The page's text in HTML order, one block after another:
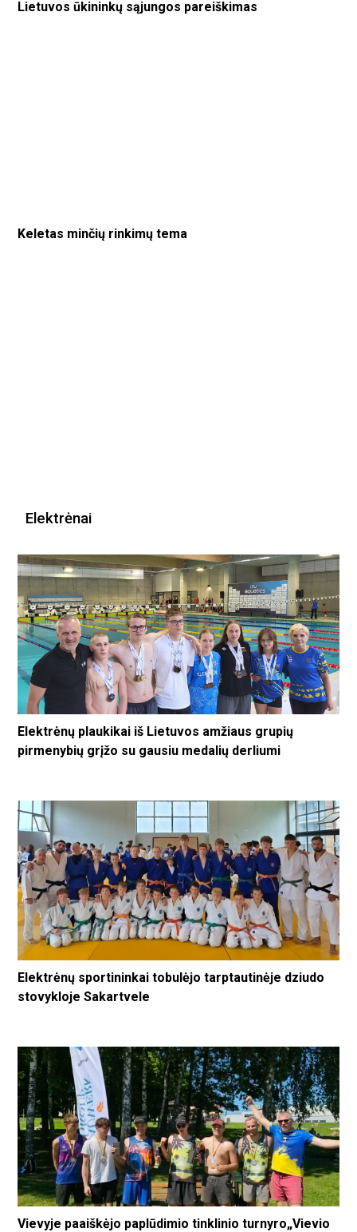
Lietuvos ūkininkų sąjungos pareiškimas
Keletas minčių rinkimų tema
Elektrėnai
Elektrėnų plaukikai iš Lietuvos amžiaus grupių
pirmenybių grįžo su gausiu medalių derliumi
Elektrėnų sportininkai tobulėjo tarptautinėje dziudo
stovykloje Sakartvele
Vievyje paaiškėjo paplūdimio tinklinio turnyro„Vievio